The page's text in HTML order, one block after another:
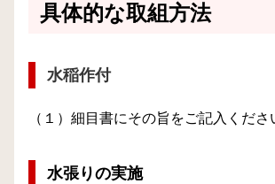
具体的な取組方法
水稲作付
（１）細目書にその旨をご記入くださ
水張りの実施